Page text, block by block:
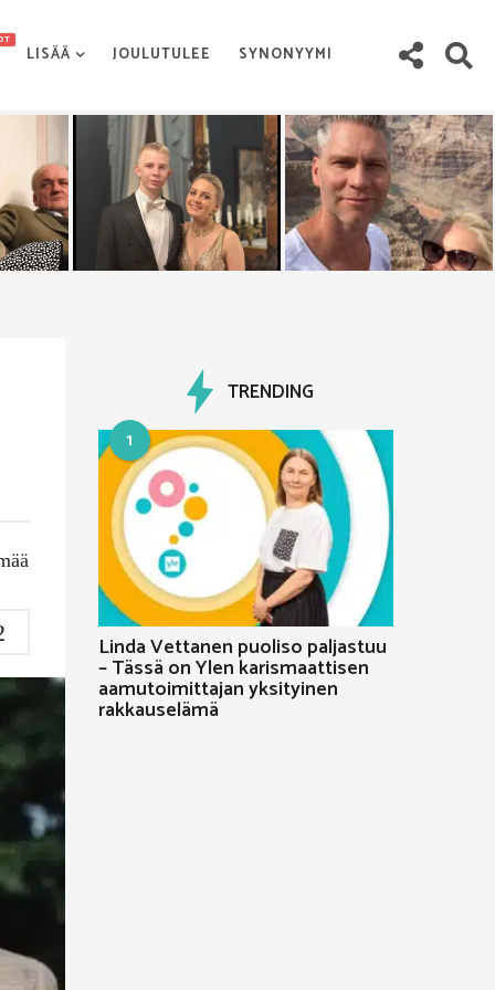
LISÄÄ JOULUTULEE SYNONYYMI
TRENDING
1
Linda Vettanen puoliso paljastuu
– Tässä on Ylen karismaattisen
aamutoimittajan yksityinen
rakkauselämä